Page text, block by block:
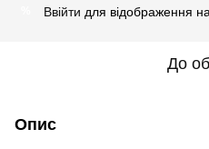
Ввійти для відображення
До
Опис